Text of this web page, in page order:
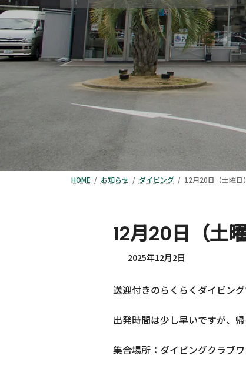
HOME お知らせ ダイビング 12月20日（土曜日
12月20日（土
2025年12月2日
送迎付きのらくらくダイビング
出発時間は少し早いですが、
集合場所：ダイビングクラブ